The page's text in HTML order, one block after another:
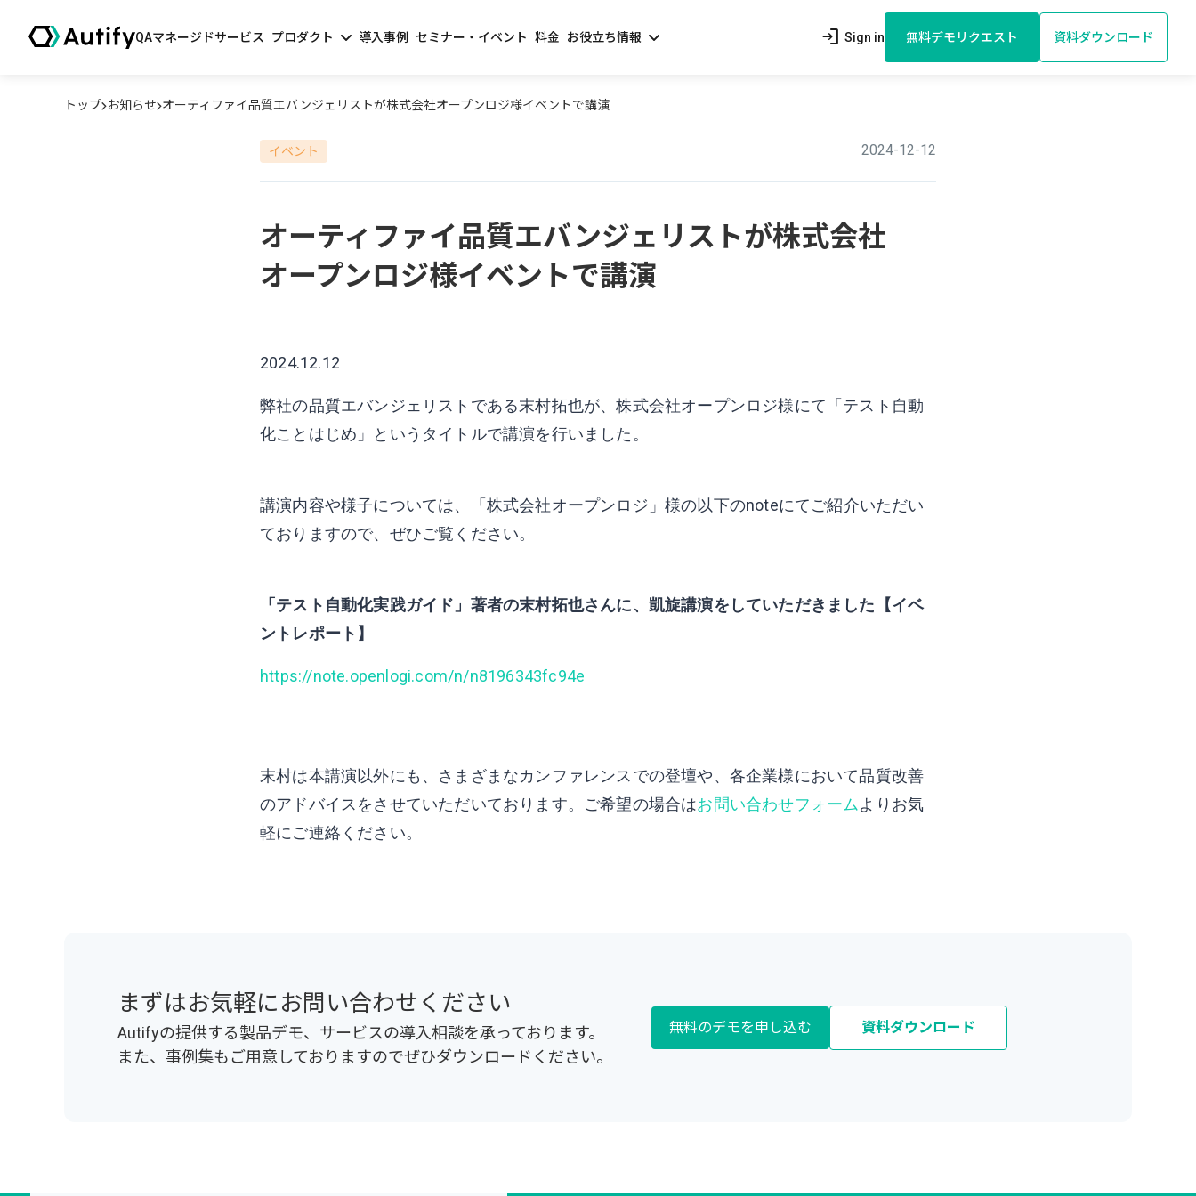
QAマネージドサービス プロダクト 導入事例 セミナー・イベント 料金 お役立ち情報 login Sign in 無料デモリクエスト 資料ダウンロード
トップ お知らせ オーティファイ品質エバンジェリストが株式会社オープンロジ様イベントで講演
イベント 2024-12-12
オーティファイ品質エバンジェリストが株式会社
オープンロジ様イベントで講演
2024.12.12
弊社の品質エバンジェリストである末村拓也が、株式会社オープンロジ様にて「テスト自動
化ことはじめ」というタイトルで講演を行いました。
講演内容や様子については、「株式会社オープンロジ」様の以下のnoteにてご紹介いただい
ておりますので、ぜひご覧ください。
「テスト自動化実践ガイド」著者の末村拓也さんに、凱旋講演をしていただきました【イベ
ントレポート】
https://note.openlogi.com/n/n8196343fc94e
末村は本講演以外にも、さまざまなカンファレンスでの登壇や、各企業様において品質改善
のアドバイスをさせていただいております。ご希望の場合はお問い合わせフォームよりお気
軽にご連絡ください。
まずはお気軽にお問い合わせください
Autifyの提供する製品デモ、サービスの導入相談を承っております。
また、事例集もご用意しておりますのでぜひダウンロードください。
無料のデモを申し込む 資料ダウンロード